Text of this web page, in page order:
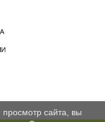
сайта, вы